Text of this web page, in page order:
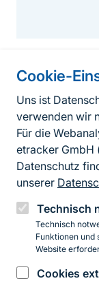
Cookie-
Uns ist
verwenden wir
Für die
etracker GmbH
Datenschutz
unserer
Technisch
Technisch
Funktionen und
Website
Cookies